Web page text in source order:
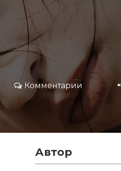
Комментарии
Автор